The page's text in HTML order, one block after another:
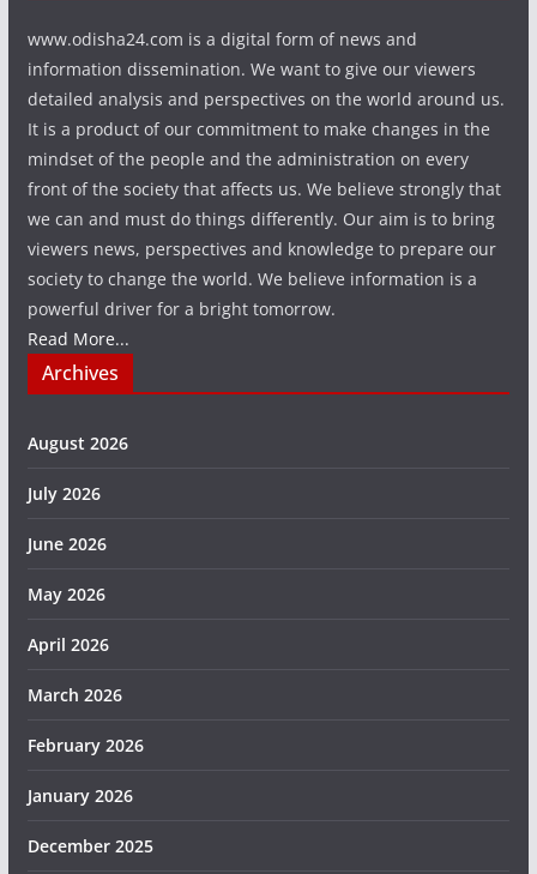
www.odisha24.com is a digital form of news and
information dissemination. We want to give our viewers
detailed analysis and perspectives on the world around us.
It is a product of our commitment to make changes in the
mindset of the people and the administration on every
front of the society that affects us. We believe strongly that
we can and must do things differently. Our aim is to bring
viewers news, perspectives and knowledge to prepare our
society to change the world. We believe information is a
powerful driver for a bright tomorrow.
Read More...
Archives
August 2026
July 2026
June 2026
May 2026
April 2026
March 2026
February 2026
January 2026
December 2025